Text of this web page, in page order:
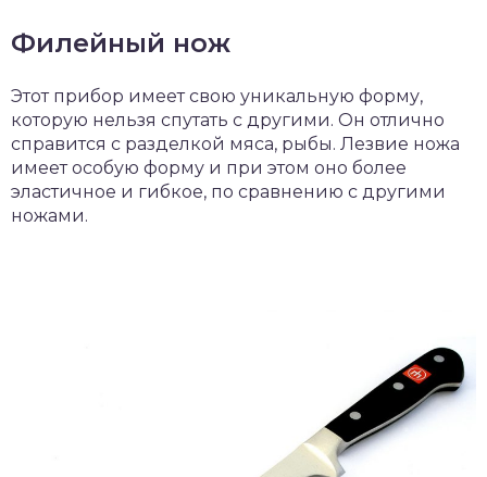
Филейный нож
Этот прибор имеет свою уникальную форму,
которую нельзя спутать с другими. Он отлично
справится с разделкой мяса, рыбы. Лезвие ножа
имеет особую форму и при этом оно более
эластичное и гибкое, по сравнению с другими
ножами.